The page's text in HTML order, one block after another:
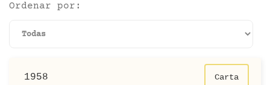
Ordenar por:
1958 Carta